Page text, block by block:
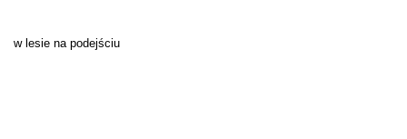
w lesie na podejściu